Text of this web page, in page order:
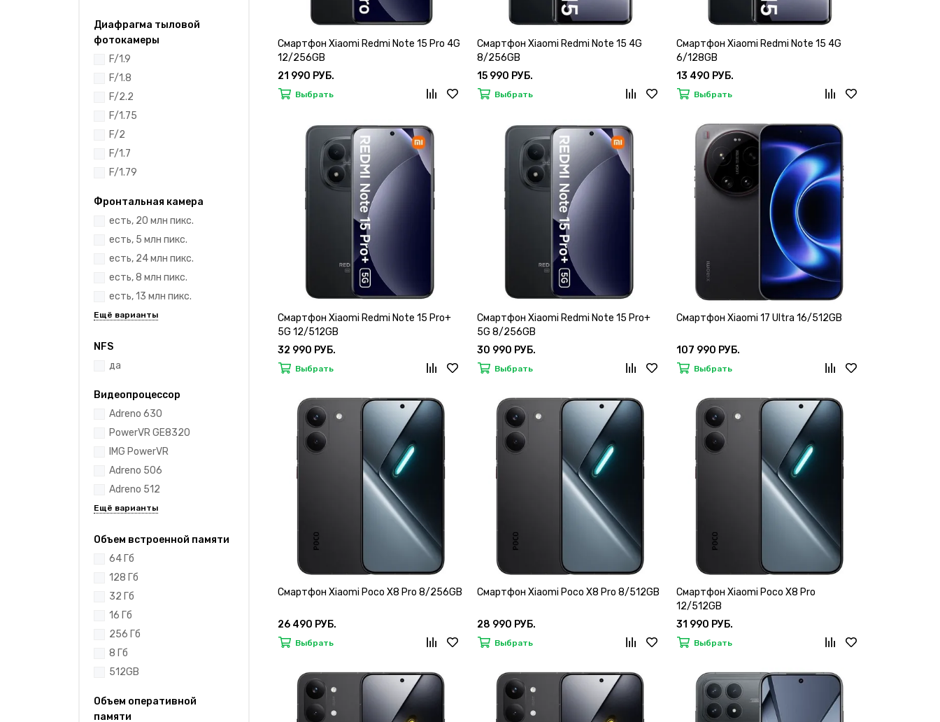
Диафрагма тыловой
фотокамеры
F/1.9
F/1.8
F/2.2
F/1.75
F/2
F/1.7
F/1.79
Фронтальная камера
есть, 20 млн пикс.
есть, 5 млн пикс.
есть, 24 млн пикс.
есть, 8 млн пикс.
есть, 13 млн пикс.
NFS
да
Видеопроцессор
Adreno 630
PowerVR GE8320
IMG PowerVR
Adreno 506
Adreno 512
Объем встроенной памяти
64 Гб
128 Гб
32 Гб
16 Гб
256 Гб
8 Гб
512GB
Объем оперативной
памяти
Смартфон Xiaomi Redmi Note 15 Pro 4G
12/256GB
21 990 РУБ.
Выбрать
Смартфон Xiaomi Redmi Note 15 4G
8/256GB
15 990 РУБ.
Выбрать
Смартфон Xiaomi Redmi Note 15 4G
6/128GB
13 490 РУБ.
Выбрать
Смартфон Xiaomi Redmi Note 15 Pro+
5G 12/512GB
32 990 РУБ.
Выбрать
Смартфон Xiaomi Redmi Note 15 Pro+
5G 8/256GB
30 990 РУБ.
Выбрать
Смартфон Xiaomi 17 Ultra 16/512GB
107 990 РУБ.
Выбрать
Смартфон Xiaomi Poco X8 Pro 8/256GB
26 490 РУБ.
Выбрать
Смартфон Xiaomi Poco X8 Pro 8/512GB
28 990 РУБ.
Выбрать
Смартфон Xiaomi Poco X8 Pro
12/512GB
31 990 РУБ.
Выбрать